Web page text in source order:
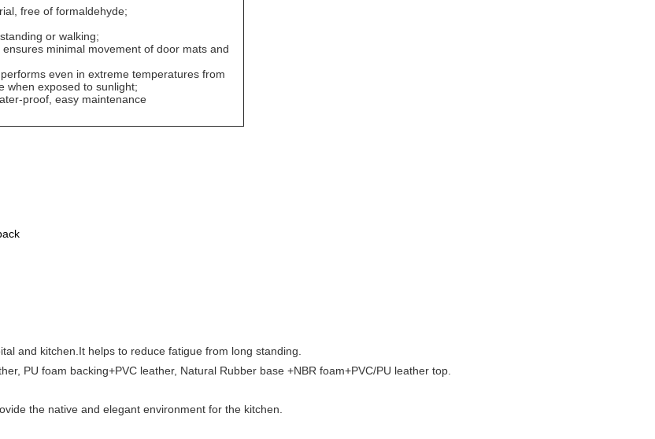
free of formaldehyde;
or walking;
minimal movement of door mats and
even in extreme temperatures from
when exposed to sunlight;
proof, easy maintenance
and kitchen.It helps to reduce fatigue from long standing.
PU foam backing+PVC leather, Natural Rubber base +NBR foam+PVC/PU leather top.
the native and elegant environment for the kitchen.